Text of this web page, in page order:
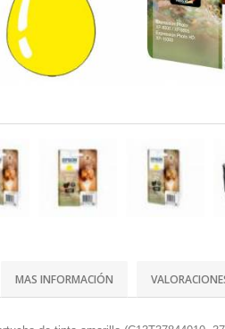
MAS INFORMACIÓN